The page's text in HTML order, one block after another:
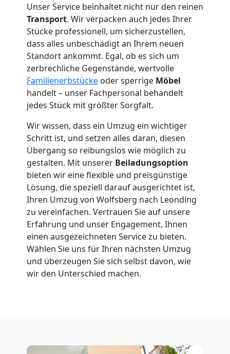
Unser Service beinhaltet nicht nur den reinen
Transport. Wir verpacken auch jedes Ihrer
Stücke professionell, um sicherzustellen,
dass alles unbeschädigt an Ihrem neuen
Standort ankommt. Egal, ob es sich um
zerbrechliche Gegenstände, wertvolle
Familienerbstücke oder sperrige Möbel
handelt – unser Fachpersonal behandelt
jedes Stück mit größter Sorgfalt.
Wir wissen, dass ein Umzug ein wichtiger
Schritt ist, und setzen alles daran, diesen
Übergang so reibungslos wie möglich zu
gestalten. Mit unserer Beiladungsoption
bieten wir eine flexible und preisgünstige
Lösung, die speziell darauf ausgerichtet ist,
Ihren Umzug von Wolfsberg nach Leonding
zu vereinfachen. Vertrauen Sie auf unsere
Erfahrung und unser Engagement, Ihnen
einen ausgezeichneten Service zu bieten.
Wählen Sie uns für Ihren nächsten Umzug
und überzeugen Sie sich selbst davon, wie
wir den Unterschied machen.
Wolfsberg
Umzug
für
Senioren
Wolfsberg
Fernumzug
Wolfsberg
Firmenumzug
Büroumzug